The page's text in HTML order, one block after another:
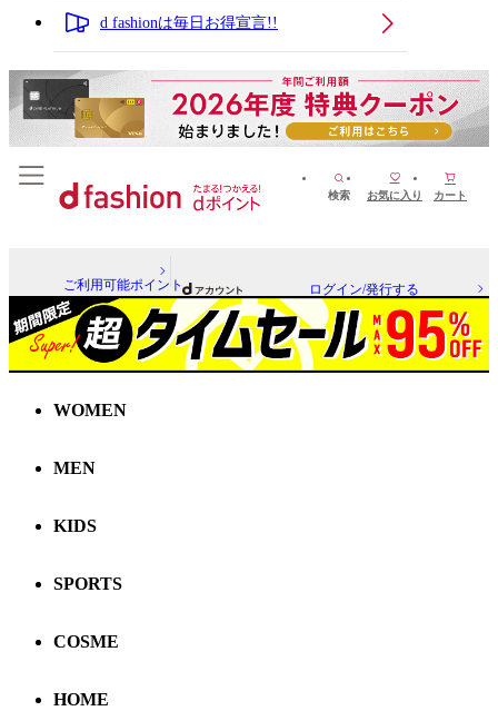
d fashionは毎日お得宣言!!
検索 お気に入り カート
ご利用可能ポイント ログイン/発行する
WOMEN
MEN
KIDS
SPORTS
COSME
HOME